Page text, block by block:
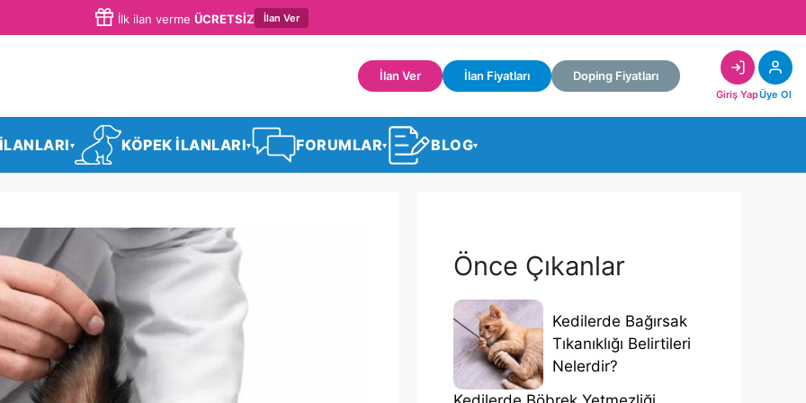
İlk ilan verme ÜCRETSİZ İlan Ver
İlan Ver İlan Fiyatları Doping Fiyatları
Giriş YapÜye Ol
▾ KÖPEK İLANLARI▾ FORUMLAR▾ BLOG▾
Önce Çıkanlar
Kedilerde Bağırsak
Tıkanıklığı Belirtileri
Nelerdir?